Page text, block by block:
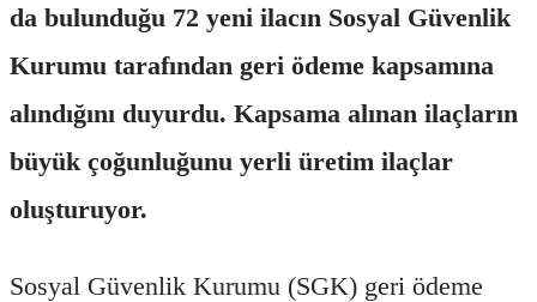
da bulunduğu 72 yeni ilacın Sosyal Güvenlik
Kurumu tarafından geri ödeme kapsamına
alındığını duyurdu. Kapsama alınan ilaçların
büyük çoğunluğunu yerli üretim ilaçlar
oluşturuyor.
Sosyal Güvenlik Kurumu (SGK) geri ödeme